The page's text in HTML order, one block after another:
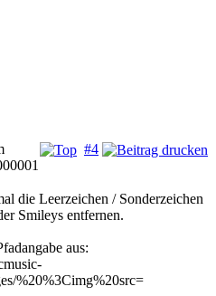
#4
die Leerzeichen / Sonderzeichen
Smileys entfernen.
aus:
%20%3Cimg%20src=